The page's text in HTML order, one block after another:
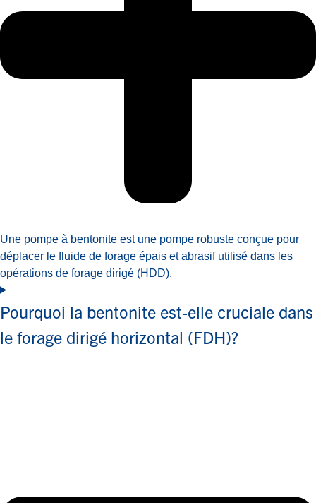
Une pompe à bentonite est une pompe robuste conçue pour
déplacer le fluide de forage épais et abrasif utilisé dans les
opérations de forage dirigé (HDD).
Pourquoi la bentonite est-elle cruciale dans
le forage dirigé horizontal (FDH)?